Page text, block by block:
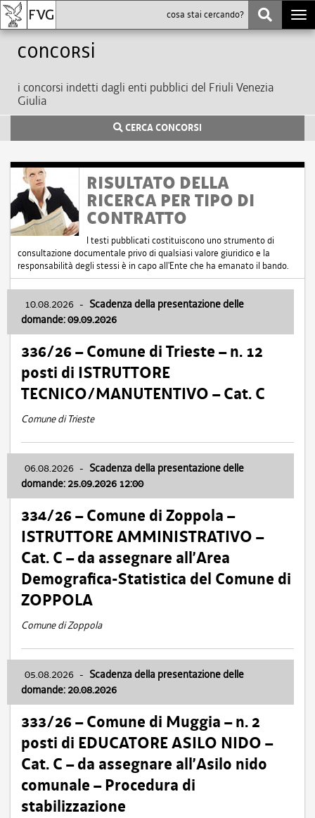
Concorsi
i concorsi indetti dagli enti pubblici del Friuli Venezia
Giulia
CERCA CONCORSI
RISULTATO DELLA
RICERCA PER TIPO DI
CONTRATTO
I testi pubblicati costituiscono uno strumento di
consultazione documentale privo di qualsiasi valore giuridico e la
responsabilità degli stessi è in capo all'Ente che ha emanato il bando.
10.08.2026 - Scadenza della presentazione delle
domande: 09.09.2026
336/26 – Comune di Trieste – n. 12
posti di ISTRUTTORE
TECNICO/MANUTENTIVO – Cat. C
Comune di Trieste
06.08.2026 - Scadenza della presentazione delle
domande: 25.09.2026 12:00
334/26 – Comune di Zoppola –
ISTRUTTORE AMMINISTRATIVO –
Cat. C – da assegnare all’Area
Demografica-Statistica del Comune di
ZOPPOLA
Comune di Zoppola
05.08.2026 - Scadenza della presentazione delle
domande: 20.08.2026
333/26 – Comune di Muggia – n. 2
posti di EDUCATORE ASILO NIDO –
Cat. C – da assegnare all’Asilo nido
comunale – Procedura di
stabilizzazione